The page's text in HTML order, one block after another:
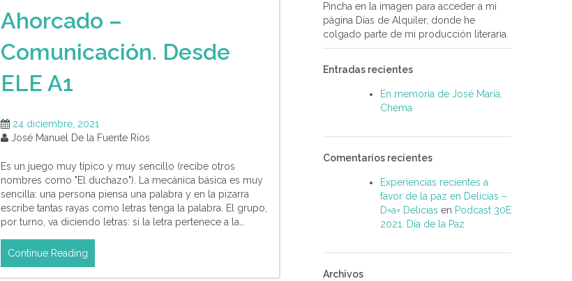
Ahorcado –
Comunicación. Desde
ELE A1
24 diciembre, 2021
José Manuel De la Fuente Ríos
Es un juego muy típico y muy sencillo (recibe otros
nombres como "El duchazo"). La mecánica básica es muy
sencilla: una persona piensa una palabra y en la pizarra
escribe tantas rayas como letras tenga la palabra. El grupo,
por turno, va diciendo letras: si la letra pertenece a la…
Continue Reading
Pincha en la imagen para acceder a mi
página Días de Alquiler, donde he
colgado parte de mi producción literaria.
Entradas recientes
En memoria de José María,
Chema
Comentarios recientes
Experiencias recientes a
favor de la paz en Delicias –
D=a= Delicias en Podcast 30E
2021. Día de la Paz
Archivos